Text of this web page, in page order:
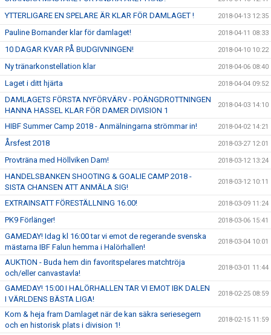
YTTERLIGARE EN SPELARE ÄR KLAR FÖR DAMLAGET ! 2018-04-13 12:35
Pauline Bornander klar för damlaget! 2018-04-11 08:33
10 DAGAR KVAR PÅ BUDGIVNINGEN! 2018-04-10 10:22
Ny tränarkonstellation klar 2018-04-06 08:40
Laget i ditt hjärta 2018-04-04 09:52
DAMLAGETS FÖRSTA NYFÖRVÄRV - POÄNGDROTTNINGEN
HANNA HASSEL KLAR FÖR DAMER DIVISION 1
2018-04-03 14:10
HIBF Summer Camp 2018 - Anmälningarna strömmar in! 2018-04-02 14:21
Årsfest 2018 2018-03-27 12:01
Provträna med Höllviken Dam! 2018-03-12 13:24
HANDELSBANKEN SHOOTING & GOALIE CAMP 2018 -
SISTA CHANSEN ATT ANMÄLA SIG!
2018-03-12 10:11
EXTRAINSATT FÖRESTÄLLNING 16.00! 2018-03-09 11:24
PK9 Förlänger! 2018-03-06 15:41
GAMEDAY! Idag kl 16:00 tar vi emot de regerande svenska
mästarna IBF Falun hemma i Halörhallen!
2018-03-04 10:01
AUKTION - Buda hem din favoritspelares matchtröja
och/eller canvastavla!
2018-03-01 11:44
GAMEDAY! 15:00 I HALÖRHALLEN TAR VI EMOT IBK DALEN
I VÄRLDENS BÄSTA LIGA!
2018-02-25 08:59
Kom & heja fram Damlaget när de kan säkra seriesegern
och en historisk plats i division 1!
2018-02-15 11:59